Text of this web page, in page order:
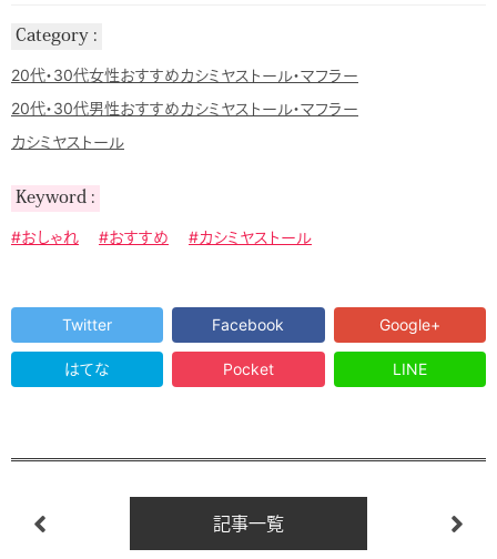
Category
20代・30代女性おすすめカシミヤストール・マフラー
20代・30代男性おすすめカシミヤストール・マフラー
カシミヤストール
Keyword
#おしゃれ #おすすめ #カシミヤストール
Twitter Facebook Google+
はてな Pocket LINE
記事一覧